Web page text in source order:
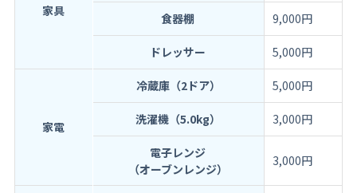
家具 食器棚 9,000円
ドレッサー 5,000円
家電
冷蔵庫（2ドア） 5,000円
洗濯機（5.0kg） 3,000円
電子レンジ
（オーブンレンジ）
3,000円